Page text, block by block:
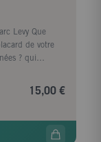
Levy Que
de votre
? qui
plongée
de la ville ?
... Plongez
15,00 €